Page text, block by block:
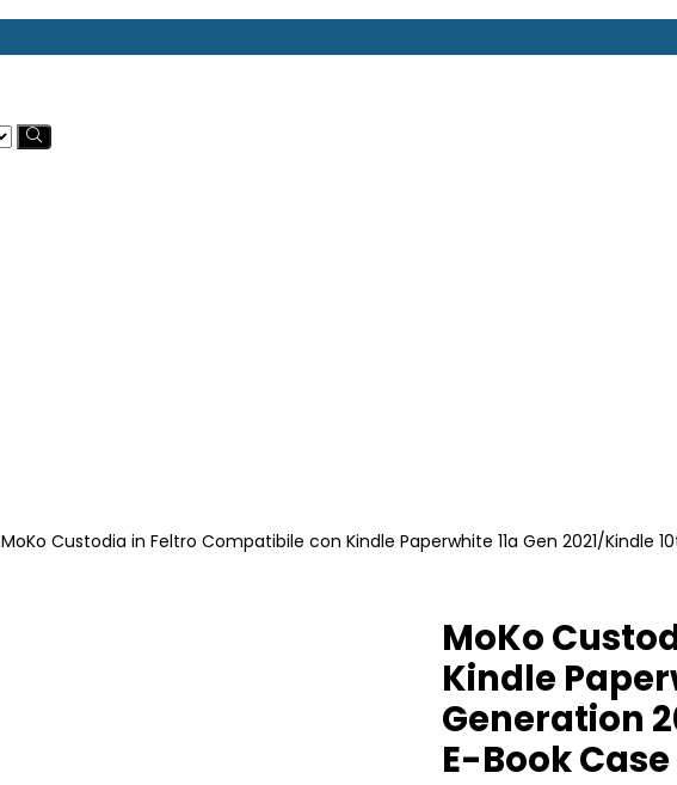
MoKo Custodia in Feltro Compatibile con Kindle Paperwhite 11a Gen 2021/Kindle
MoKo
Kindle
Generation
E-Book